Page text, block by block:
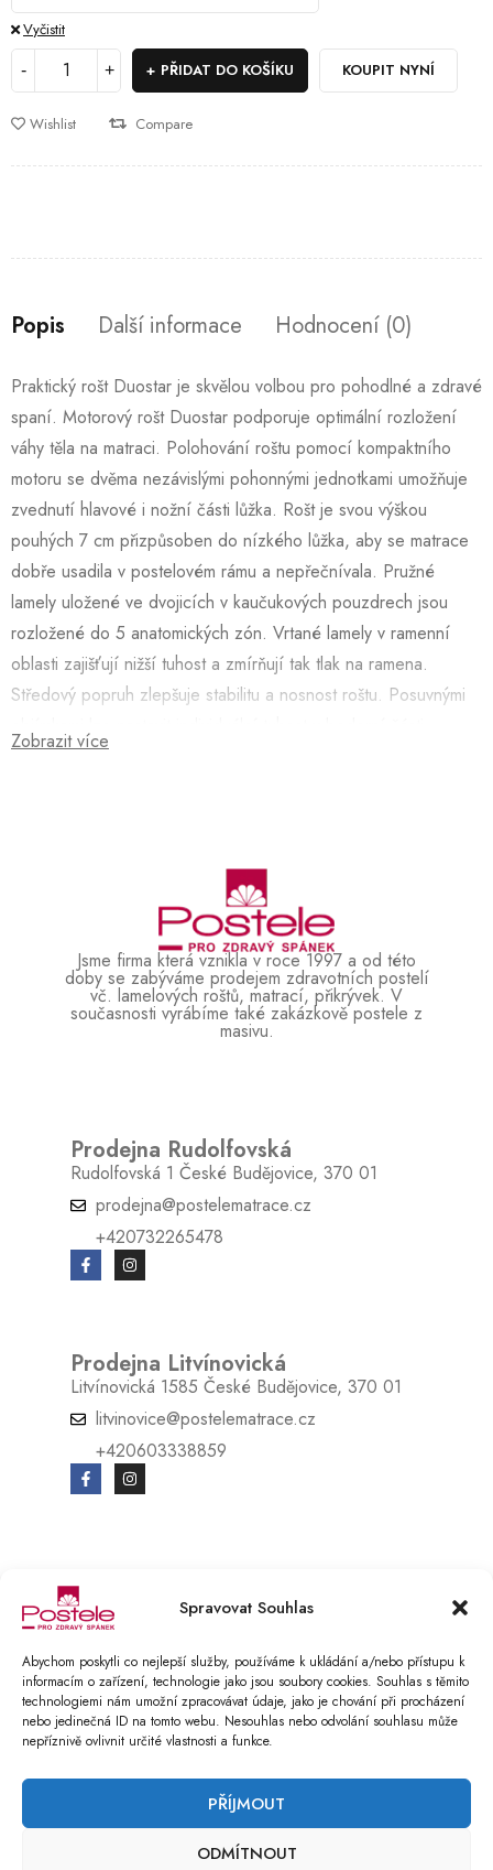
Spravovat Souhlas
Abychom poskytli co nejlepší služby, používáme k ukládání a/nebo přístupu k
informacím o zařízení, technologie jako jsou soubory cookies. Souhlas s těmito
technologiemi nám umožní zpracovávat údaje, jako je chování při procházení
nebo jedinečná ID na tomto webu. Nesouhlas nebo odvolání souhlasu může
nepříznivě ovlivnit určité vlastnosti a funkce.
PŘÍJMOUT
ODMÍTNOUT
Vyčistit
PŘIDAT DO KOŠÍKU
KOUPIT NYNÍ
Wishlist Compare
Popis Další informace Hodnocení (0)
Praktický rošt Duostar je skvělou volbou pro pohodlné a zdravé
spaní. Motorový rošt Duostar podporuje optimální rozložení
váhy těla na matraci. Polohování roštu pomocí kompaktního
motoru se dvěma nezávislými pohonnými jednotkami umožňuje
zvednutí hlavové i nožní části lůžka. Rošt je svou výškou
pouhých 7 cm přizpůsoben do nízkého lůžka, aby se matrace
dobře usadila v postelovém rámu a nepřečnívala. Pružné
lamely uložené ve dvojicích v kaučukových pouzdrech jsou
rozložené do 5 anatomických zón. Vrtané lamely v ramenní
oblasti zajišťují nižší tuhost a zmírňují tak tlak na ramena.
Středový popruh zlepšuje stabilitu a nosnost roštu. Posuvnými
Lamely opatřené fólií mají schopnost zachytávat pod matrací
30 kg
NOSNOST:
120 kg
POČET ZÓN:
5
ZÁRUKA (POČET ROKŮ):
VÝŠKA ROŠTU S MOTOREM:
JE MOŽNÉ VYROBIT JINÝ ROZMĚR:
Zobrazit více
Jsme firma která vznikla v roce 1997 a od této
doby se zabýváme prodejem zdravotních postelí
vč. lamelových roštů, matrací, přikrývek. V
současnosti vyrábíme také zakázkově postele z
masivu.
Prodejna Rudolfovská
Rudolfovská 1 České Budějovice, 370 01
prodejna@postelematrace.cz
+420732265478
Prodejna Litvínovická
Litvínovická 1585 České Budějovice, 370 01
litvinovice@postelematrace.cz
+420603338859
E-SHOP vytvořen v BOOSTMAN.CZ
Reklamační řád
COMPARE (0)
COMPARE